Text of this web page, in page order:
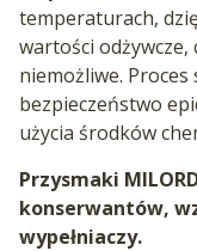
temperaturach,
wartości odżywcze,
niemożliwe. Proces
bezpieczeństwo
użycia środków
Przysmaki
konserwantów,
wypełniaczy.